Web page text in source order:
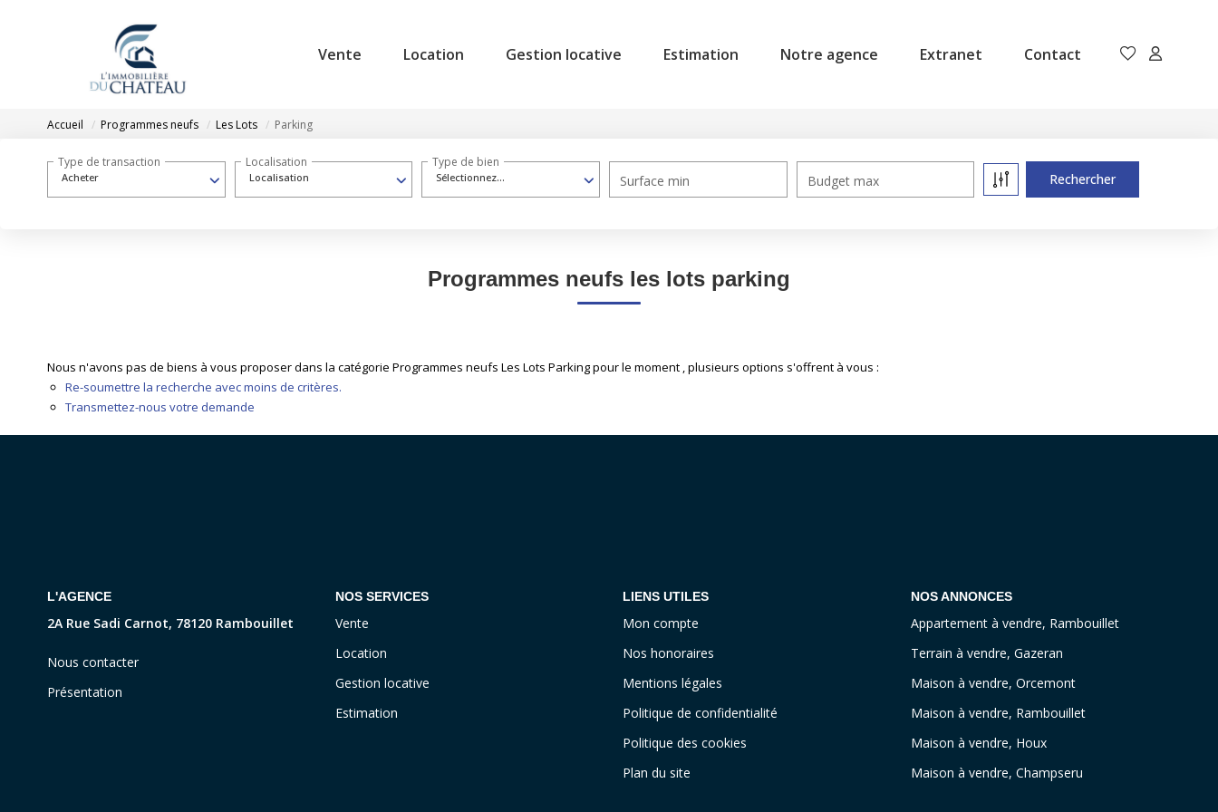
Vente Location Gestion locative Estimation Notre agence Extranet Contact
Accueil Programmes neufs Les Lots Parking
Acheter
Type de transaction
Localisation
Localisation
Sélectionnez...
Type de bien
Surface min Budget max
Programmes neufs les lots parking
Nous n'avons pas de biens à vous proposer dans la catégorie Programmes neufs Les Lots Parking pour le moment , plusieurs options s'offrent à vous :
Re-soumettre la recherche avec moins de critères.
Transmettez-nous votre demande
L'AGENCE
2A Rue Sadi Carnot, 78120 Rambouillet
Nous contacter
Présentation
NOS SERVICES
Vente
Location
Gestion locative
Estimation
LIENS UTILES
Mon compte
Nos honoraires
Mentions légales
Politique de confidentialité
Politique des cookies
Plan du site
NOS ANNONCES
Appartement à vendre, Rambouillet
Terrain à vendre, Gazeran
Maison à vendre, Orcemont
Maison à vendre, Rambouillet
Maison à vendre, Houx
Maison à vendre, Champseru